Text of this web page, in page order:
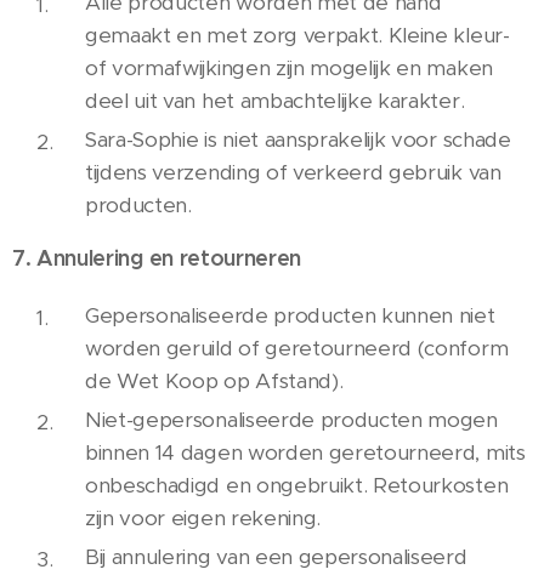
gemaakt en met zorg verpakt. Kleine kleur-
of vormafwijkingen zijn mogelijk en maken
deel uit van het ambachtelijke karakter.
Sara-Sophie is niet aansprakelijk voor schade
tijdens verzending of verkeerd gebruik van
producten.
7. Annulering en retourneren
Gepersonaliseerde producten kunnen niet
worden geruild of geretourneerd (conform
de Wet Koop op Afstand).
Niet-gepersonaliseerde producten mogen
binnen 14 dagen worden geretourneerd, mits
onbeschadigd en ongebruikt. Retourkosten
zijn voor eigen rekening.
Bij annulering van een gepersonaliseerd